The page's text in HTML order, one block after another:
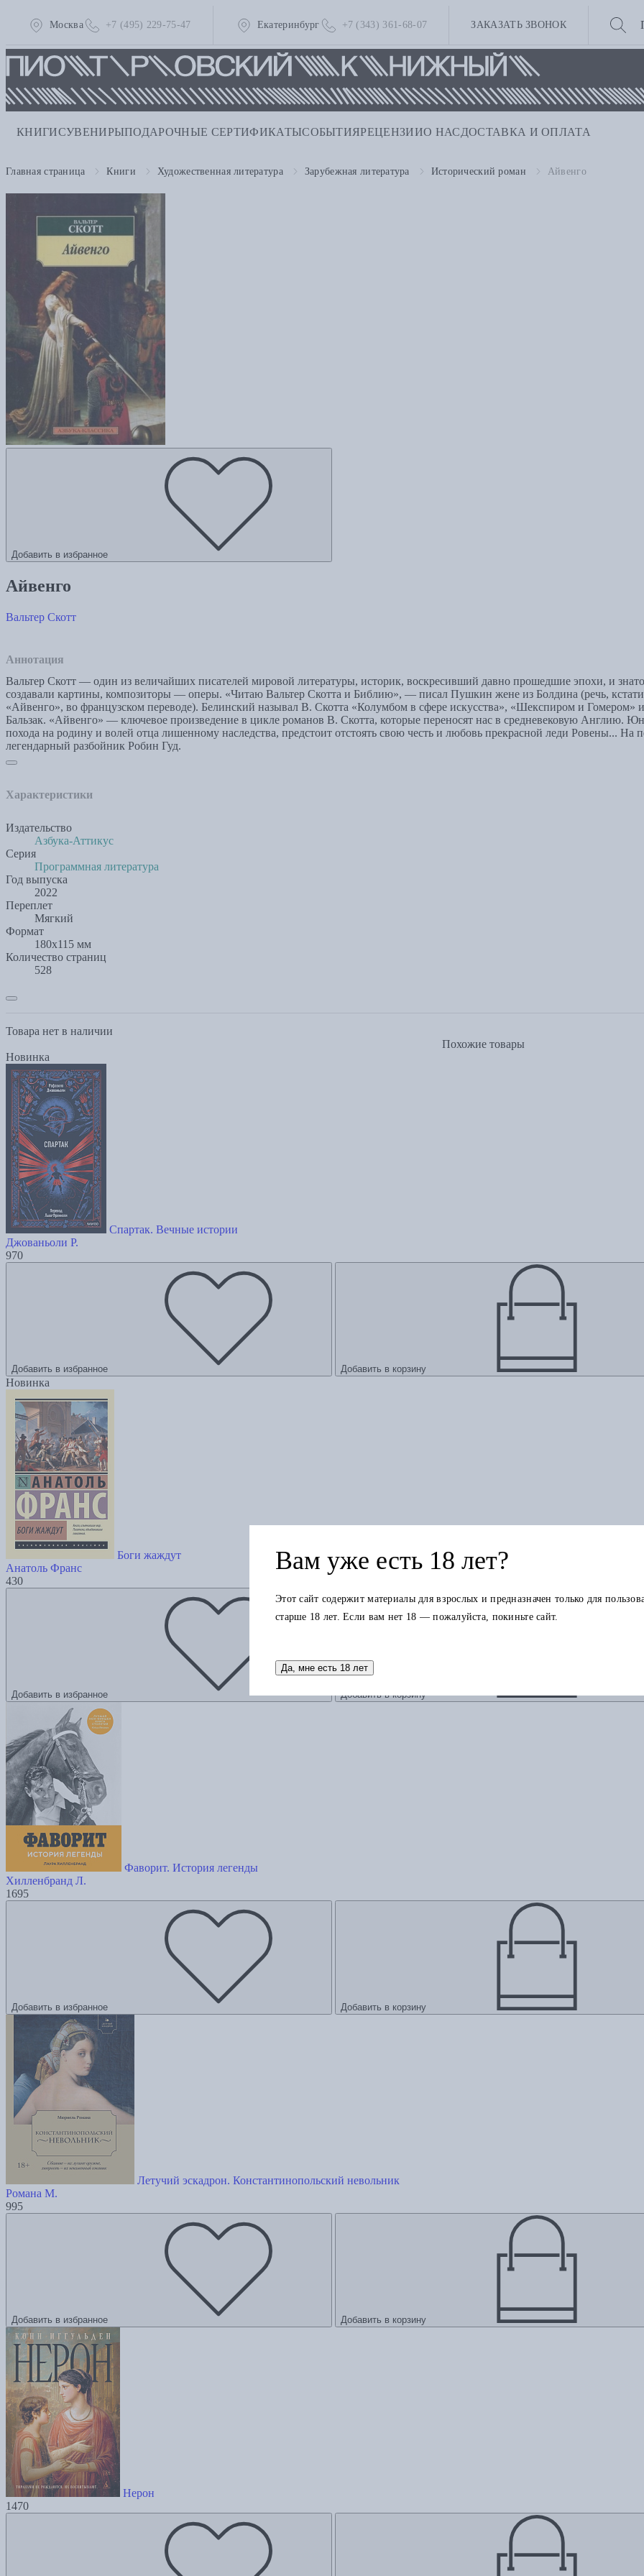
Москва +7 (495) 229-75-47 Екатеринбург +7 (343) 361-68-07 ЗАКАЗАТЬ ЗВОНОК
КНИГИСУВЕНИРЫПОДАРОЧНЫЕ СЕРТИФИКАТЫСОБЫТИЯРЕЦЕНЗИИО НАС ДОСТАВКА И ОПЛАТА
Главная страница Книги Художественная литература Зарубежная литература Исторический роман Айвенго
Добавить в избранное
Айвенго
Вальтер Скотт
Аннотация
Вальтер Скотт — один из величайших писателей мировой литературы, историк, воскресивший давно прошедшие эпохи, и
создавали картины, композиторы — оперы. «Читаю Вальтер Скотта и Библию», — писал Пушкин жене из Болдина (речь,
«Айвенго», во французском переводе). Белинский называл В. Скотта «Колумбом в сфере искусства», «Шекспиром и Гомером»
Бальзак. «Айвенго» — ключевое произведение в цикле романов В. Скотта, которые переносят нас в средневековую Англию.
похода на родину и волей отца лишенному наследства, предстоит отстоять свою честь и любовь прекрасной леди Ровены...
легендарный разбойник Робин Гуд.
Характеристики
Издательство
Азбука-Аттикус
Серия
Программная литература
Год выпуска
2022
Переплет
Мягкий
Формат
180х115 мм
Количество страниц
528
Товара нет в наличии
Похожие товары
Новинка
Спартак. Вечные истории
Джованьоли Р.
970
Добавить в избранное Добавить в корзину
Новинка
Боги жаждут
Анатоль Франс
430
Добавить в избранное Добавить в корзину
Фаворит. История легенды
Хилленбранд Л.
1695
Добавить в избранное Добавить в корзину
Летучий эскадрон. Константинопольский невольник
Романа М.
995
Добавить в избранное Добавить в корзину
Нерон
1470
Вам уже есть 18 лет?
Этот сайт содержит материалы для взрослых и предназначен только для
старше 18 лет. Если вам нет 18 — пожалуйста, покиньте сайт.
Да, мне есть 18 лет